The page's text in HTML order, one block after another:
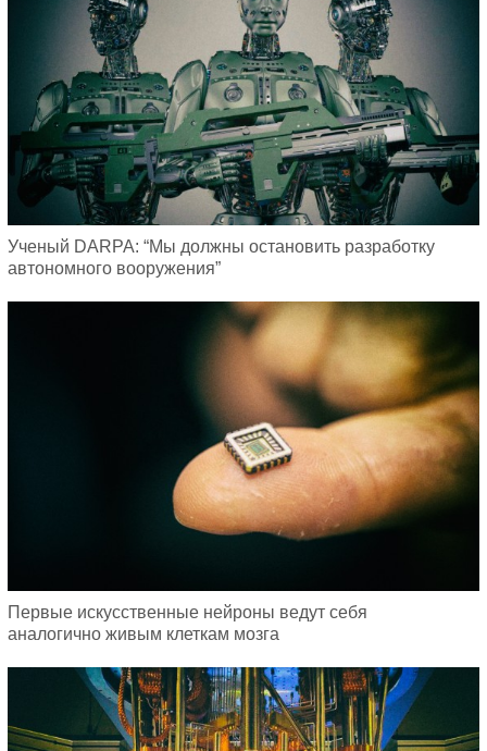
Ученый DARPA: “Мы должны остановить разработку
автономного вооружения”
Первые искусственные нейроны ведут себя
аналогично живым клеткам мозга